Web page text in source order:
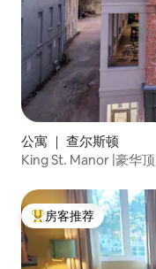
公寓 ｜ 查尔斯顿
King St. Manor |豪华
热门「房客推荐」
房客推荐